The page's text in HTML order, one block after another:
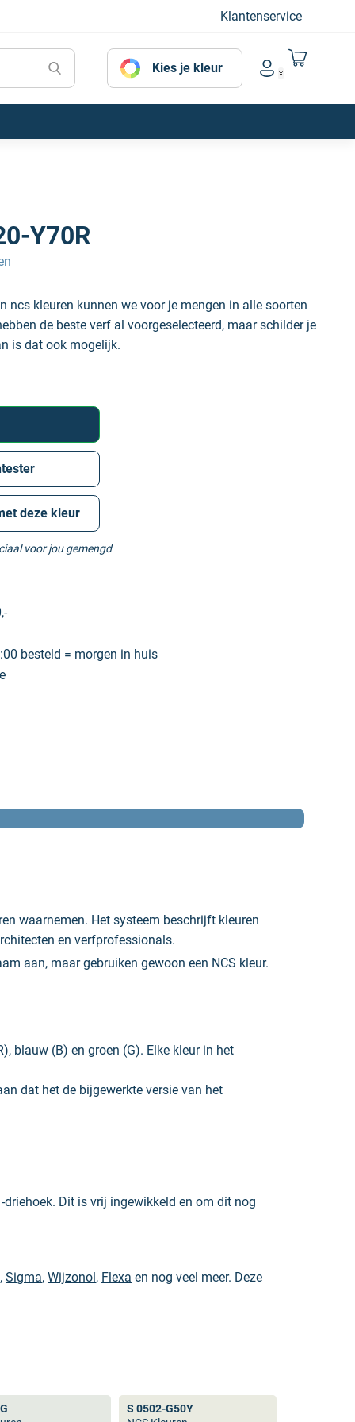
Klantenservice
Kies je kleur
Account menu
Naar mijn
Y70R
ncs kleuren kunnen we voor je mengen in alle soorten
de beste verf al voorgeselecteerd, maar schilder je
is dat ook mogelijk.
deze kleur
voor jou gemengd
besteld = morgen in huis
waarnemen. Het systeem beschrijft kleuren
en verfprofessionals.
aan, maar gebruiken gewoon een NCS kleur.
blauw (B) en groen (G). Elke kleur in het
dat het de bijgewerkte versie van het
driehoek. Dit is vrij ingewikkeld en om dit nog
, Sigma, Wijzonol, Flexa en nog veel meer. Deze
gebruikt in andere industrieën. Het grote
niet
. Dit geldt ook voor andere
S 0502-G50Y